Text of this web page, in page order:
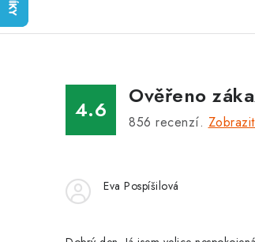
4.6
Ověřeno
856 recenzí.
Eva Pospíšilová